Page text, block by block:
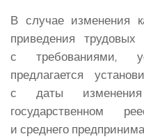
В случае изменения
приведения
с требованиями,
предлагается
с даты
государственном
и среднего